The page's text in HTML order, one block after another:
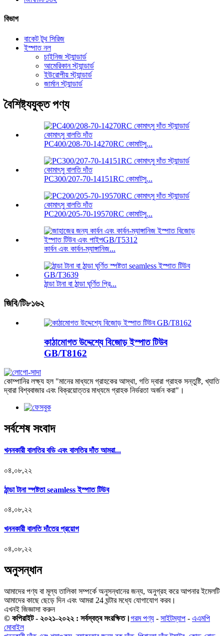
বিভাগ
বাকেট টুথ সিরিজ
ইস্পাত নল
চাইনিজ স্ট্যান্ডার্ড
আমেরিকান স্ট্যান্ডার্ড
ইউরোপীয় স্ট্যান্ডার্ড
জার্মান স্ট্যান্ডার্ড
বৈশিষ্ট্যযুক্ত পণ্য
PC400/208-70-14270RC কোমাটসু...
PC300/207-70-14151RC কোমাটসু...
PC200/205-70-19570RC কোমাটসু...
কার্বন এবং কার্বন-ম্যাঙ্গানিজ...
ঠান্ডা টানা বা ঠান্ডা ঘূর্ণিত প্রি...
জিবি/টি৮১৬২
কাঠামোগত উদ্দেশ্যে বিজোড় ইস্পাত টিউব
GB/T8162
কোম্পানির লক্ষ্য হল "মানের মাধ্যমে গ্রাহকের আস্থা, গতি দ্বারা গ্রাহক সন্তুষ্টি, খ্যাতি
দ্বারা বিশ্ববাজার এবং বিক্রয়োত্তর মাধ্যমে গ্রাহক নির্ভরতা অর্জন করা"।
সর্বশেষ সংবাদ
খননকারী বালতির বডি এবং বালতির দাঁত আমরা...
০৪,০৮,২২
ঠান্ডা টানা স্পষ্টতা seamless ইস্পাত টিউব
০৪,০৮,২২
খননকারী বালতি দাঁতের প্রয়োগ
০৪,০৮,২২
অনুসন্ধান
আমাদের পণ্য বা মূল্য তালিকা সম্পর্কে অনুসন্ধানের জন্য, অনুগ্রহ করে আপনার ইমেলটি
আমাদের কাছে ছেড়ে দিন এবং আমরা 24 ঘন্টার মধ্যে যোগাযোগ করব।
এখনই জিজ্ঞাসা করুন
© কপিরাইট - ২০২১-২০২২ : সর্বস্বত্ব সংরক্ষিত।গরম পণ্য - সাইটম্যাপ - এএমপি
মোবাইল